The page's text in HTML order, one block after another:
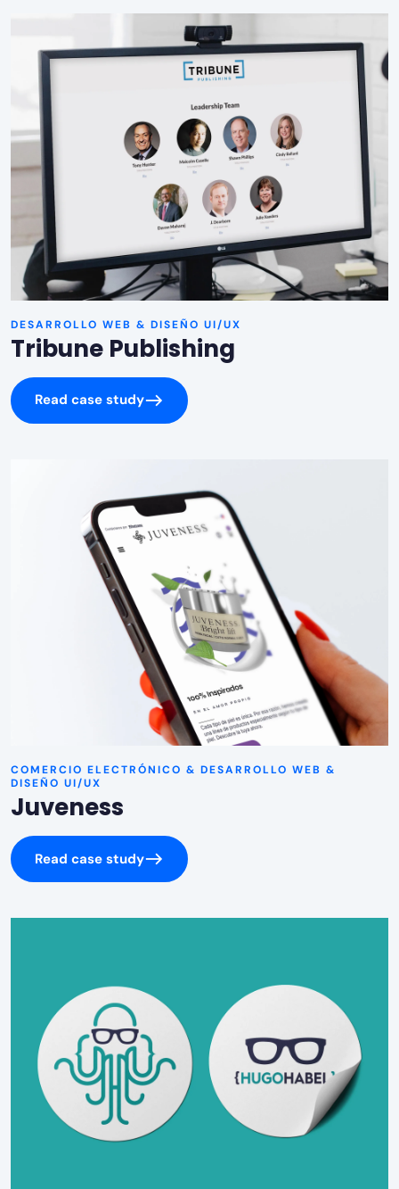
DESARROLLO WEB & DISEÑO UI/UX
Tribune Publishing
Read case study
COMERCIO ELECTRÓNICO & DESARROLLO WEB &
DISEÑO UI/UX
Juveness
Read case study